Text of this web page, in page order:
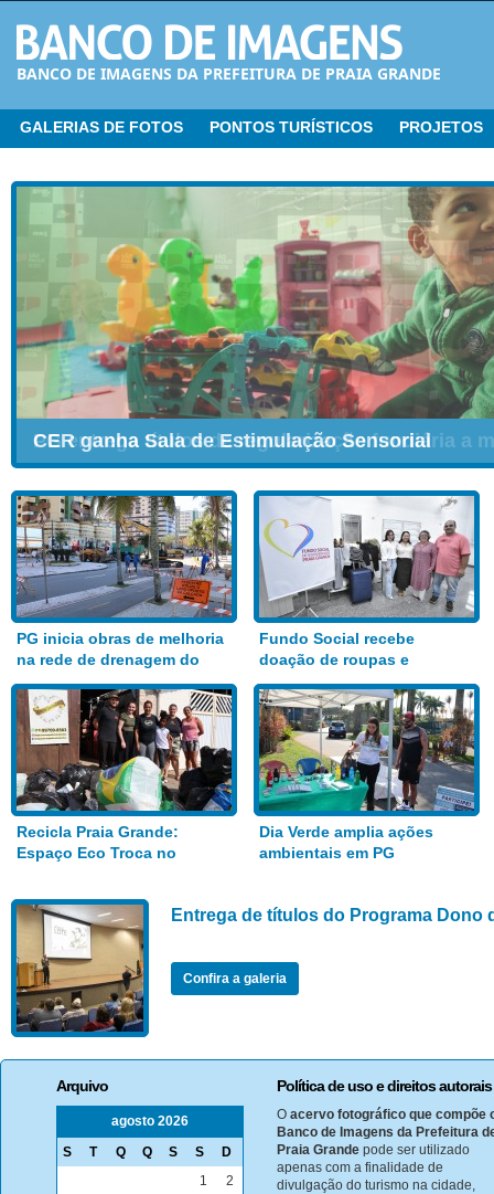
BANCO DE IMAGENS DA PREFEITURA DE PRAIA GRANDE
GALERIAS DE FOTOS PONTOS TURÍSTICOS PROJETOS
CER ganha Sala de Estimulação Sensorial
PG inicia obras de melhoria
na rede de drenagem do
Bairro Aviação
Fundo Social recebe
doação de roupas e
alimentos
Recicla Praia Grande:
Espaço Eco Troca no
Dia Verde amplia ações
ambientais em PG
Entrega de títulos do Programa Dono
Confira a galeria
Arquivo
agosto 2026
S
T Q Q S S D
1
2
Política de uso e direitos autorais
O acervo fotográfico que compõe
Banco de Imagens da Prefeitura
Praia Grande pode ser utilizado
apenas com a finalidade de
divulgação do turismo na cidade,